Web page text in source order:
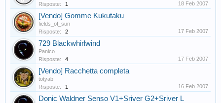
Risposte:
1 18 Feb 2007
[Vendo] Gomme Kukutaku
fields_of_sun
Risposte:
2 17 Feb 2007
729 Blackwhirlwind
Panico
Risposte:
4 17 Feb 2007
[Vendo] Racchetta completa
totyab
Risposte:
1 16 Feb 2007
Donic Waldner Senso V1+Sriver G2+Sriver L